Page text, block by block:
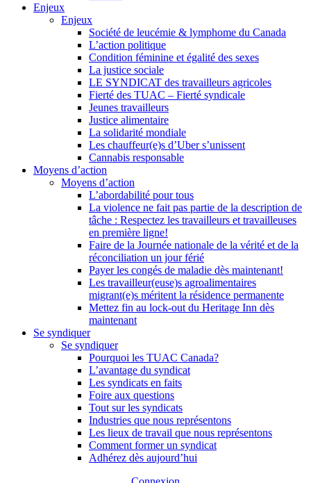
Enjeux
Enjeux
Société de leucémie & lymphome du Canada
L’action politique
Condition féminine et égalité des sexes
La justice sociale
LE SYNDICAT des travailleurs agricoles
Fierté des TUAC – Fierté syndicale
Jeunes travailleurs
Justice alimentaire
La solidarité mondiale
Les chauffeur(e)s d’Uber s’unissent
Cannabis responsable
Moyens d’action
Moyens d’action
L’abordabilité pour tous
La violence ne fait pas partie de la description de
tâche : Respectez les travailleurs et travailleuses
en première ligne!
Faire de la Journée nationale de la vérité et de la
réconciliation un jour férié
Payer les congés de maladie dès maintenant!
Les travailleur(euse)s agroalimentaires
migrant(e)s méritent la résidence permanente
Mettez fin au lock-out du Heritage Inn dès
maintenant
Se syndiquer
Se syndiquer
Pourquoi les TUAC Canada?
L’avantage du syndicat
Les syndicats en faits
Foire aux questions
Tout sur les syndicats
Industries que nous représentons
Les lieux de travail que nous représentons
Comment former un syndicat
Adhérez dès aujourd’hui